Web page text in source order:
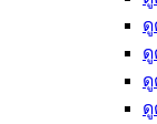
ดู
ดู